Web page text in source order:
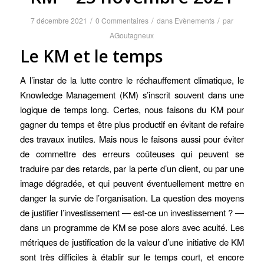
7 décembre 2021 / 0 Commentaires / dans Evènements / par
AGoutagneux
Le KM et le temps
A l’instar de la lutte contre le réchauffement climatique, le
Knowledge Management (KM) s’inscrit souvent dans une
logique de temps long. Certes, nous faisons du KM pour
gagner du temps et être plus productif en évitant de refaire
des travaux inutiles. Mais nous le faisons aussi pour éviter
de commettre des erreurs coûteuses qui peuvent se
traduire par des retards, par la perte d’un client, ou par une
image dégradée, et qui peuvent éventuellement mettre en
danger la survie de l’organisation. La question des moyens
de justifier l’investissement — est-ce un investissement ? —
dans un programme de KM se pose alors avec acuité. Les
métriques de justification de la valeur d’une initiative de KM
sont très difficiles à établir sur le temps court, et encore